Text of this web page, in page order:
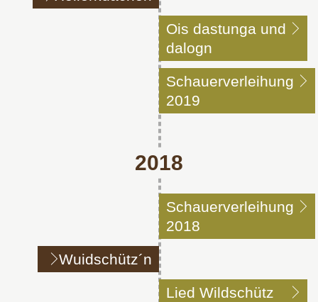
Ois dastunga und
dalogn
Schauerverleihung
2019
2018
Schauerverleihung
2018
Wuidschütz´n
Lied Wildschütz